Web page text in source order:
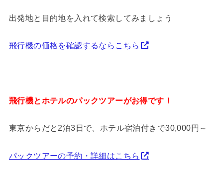
出発地と目的地を入れて検索してみましょう
飛行機の価格を確認するならこちら
飛行機とホテルのパックツアーがお得です！
東京からだと2泊3日で、ホテル宿泊付きで30,000円～
パックツアーの予約・詳細はこちら